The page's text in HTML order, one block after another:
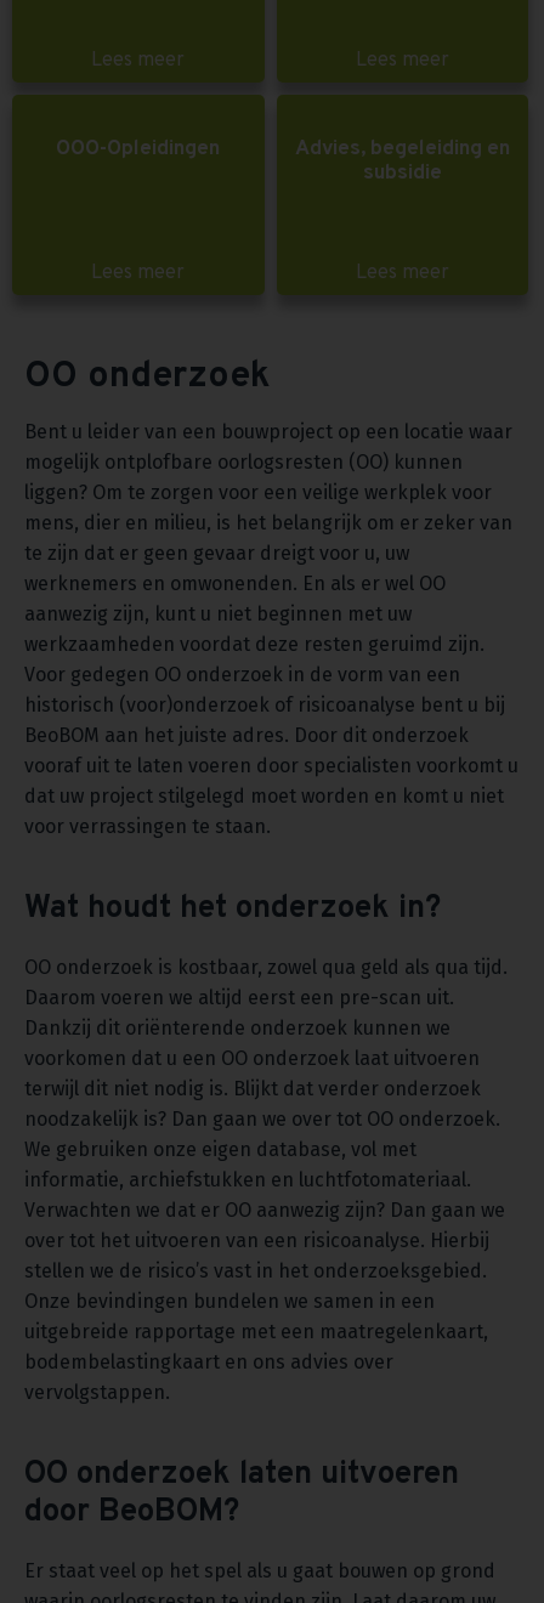
Lees meer Lees meer
OOO-Opleidingen
Lees meer
Advies, begeleiding en
subsidie
Lees meer
OO onderzoek
Bent u leider van een bouwproject op een locatie waar
mogelijk ontplofbare oorlogsresten (OO) kunnen
liggen? Om te zorgen voor een veilige werkplek voor
mens, dier en milieu, is het belangrijk om er zeker van
te zijn dat er geen gevaar dreigt voor u, uw
werknemers en omwonenden. En als er wel OO
aanwezig zijn, kunt u niet beginnen met uw
werkzaamheden voordat deze resten geruimd zijn.
Voor gedegen OO onderzoek in de vorm van een
historisch (voor)onderzoek of risicoanalyse bent u bij
BeoBOM aan het juiste adres. Door dit onderzoek
vooraf uit te laten voeren door specialisten voorkomt u
dat uw project stilgelegd moet worden en komt u niet
voor verrassingen te staan.
Wat houdt het onderzoek in?
OO onderzoek is kostbaar, zowel qua geld als qua tijd.
Daarom voeren we altijd eerst een pre-scan uit.
Dankzij dit oriënterende onderzoek kunnen we
voorkomen dat u een OO onderzoek laat uitvoeren
terwijl dit niet nodig is. Blijkt dat verder onderzoek
noodzakelijk is? Dan gaan we over tot OO onderzoek.
We gebruiken onze eigen database, vol met
informatie, archiefstukken en luchtfotomateriaal.
Verwachten we dat er OO aanwezig zijn? Dan gaan we
over tot het uitvoeren van een risicoanalyse. Hierbij
stellen we de risico’s vast in het onderzoeksgebied.
Onze bevindingen bundelen we samen in een
uitgebreide rapportage met een maatregelenkaart,
bodembelastingkaart en ons advies over
vervolgstappen.
OO onderzoek laten uitvoeren
door BeoBOM?
Er staat veel op het spel als u gaat bouwen op grond